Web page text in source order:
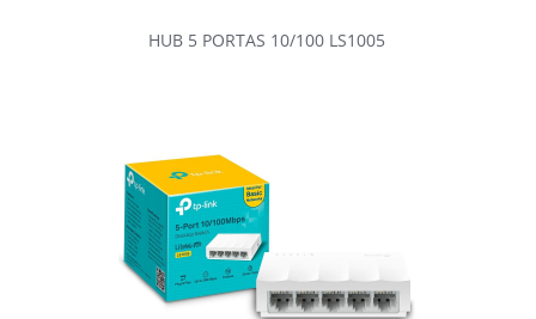
HUB 5 PORTAS 10/100 LS1005